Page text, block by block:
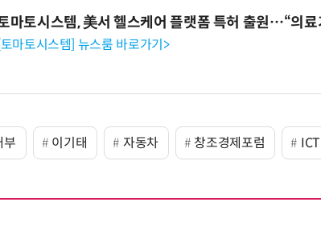
마토시스템, 美서 헬스케어 플랫폼 특허 출원…“의
마토시스템] 뉴스룸 바로가기>
부 이기태 자동차 창조경제포럼 ICT